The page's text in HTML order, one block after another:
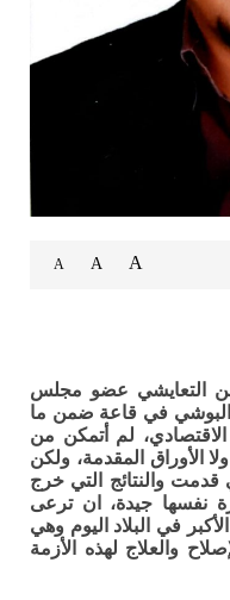
A
A
A
التعايشي عضو مجلس
البوشي في قاعة ضمن ما
لم أتمكن من
الأوراق المقدمة، ولكن
والنتائج التي خرج
نفسها جيدة، ان ترعى
في البلاد اليوم وهي
والعلاج لهذه الأزمة